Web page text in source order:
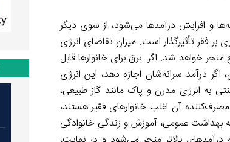
و افزایش درآمدها می‌شود، از سوی دیگر
بر فقر تأثیرگذار است. میزان تقاضای انرژی
خواهد شد. اگر برق برای خانوارها قابل
درآمد سرانه‌شان اجازه دهد، این انرژی
به انرژی مدرن و پاک مانند گاز طبیعی،
آن اغلب خانوارهای فقیر هستند،
بهداشت عمومی، آموزش و زندگی خانوادگی